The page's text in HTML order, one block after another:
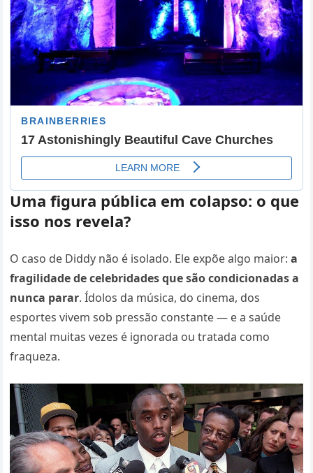
Uma figura pública em colapso: o que
isso nos revela?
O caso de Diddy não é isolado. Ele expõe algo maior:a
fragilidade de celebridades que são condicionadas a
nunca parar. Ídolos da música, do cinema, dos
esportes vivem sob pressão constante — e a saúde
mental muitas vezes é ignorada ou tratada como
fraqueza.